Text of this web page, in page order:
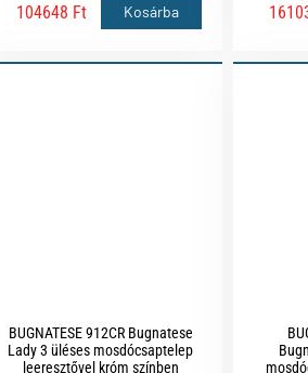
104648 Ft Kosárba
BUGNATESE 912CR Bugnatese
Lady 3 üléses mosdócsaptelep
leeresztővel króm színben